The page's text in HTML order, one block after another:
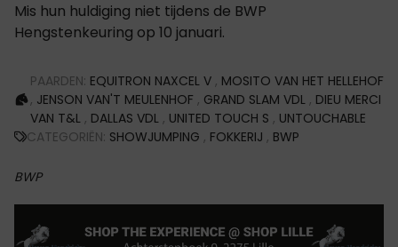
Mis hun huldiging niet tijdens de BWP
Hengstenkeuring op 10 januari.
PAARDEN: EQUITRON NAXCEL V , MOSITO VAN HET HELLEHOF
, JENSON VAN'T MEULENHOF , GRAND SLAM VDL , DIEU MERCI
VAN T&L , DALLAS VDL , UNITED TOUCH S , UNTOUCHABLE
CATEGORIËN: SHOWJUMPING , FOKKERIJ , BWP
BWP